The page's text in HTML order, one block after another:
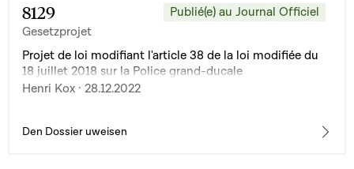
8129
Gesetzprojet
Publié(e) au Journal Officiel
Projet de loi modifiant l'article 38 de la loi modifiée du
18 juillet 2018 sur la Police grand-ducale
Henri Kox · 28.12.2022
Den Dossier uweisen